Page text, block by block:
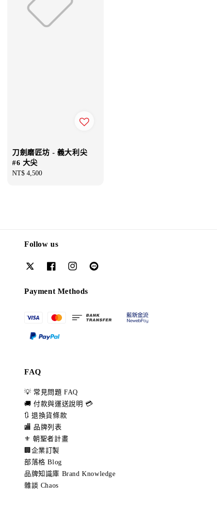
刀劍磨匠坊 - 義大利尖
#6 大尖
Regular
NT$ 4,500
Follow us
Payment Methods
FAQ
💡 常見問題 FAQ
🚚 付款與運送說明 💳
🔃 退換貨條款
🏬 品牌列表
⚜️ 朝聖者計畫
🏢企業訂製
部落格 Blog
品牌知識庫 Brand Knowledge
雜談 Chaos